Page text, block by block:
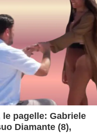
pagelle: Gabriele
Diamante (8),